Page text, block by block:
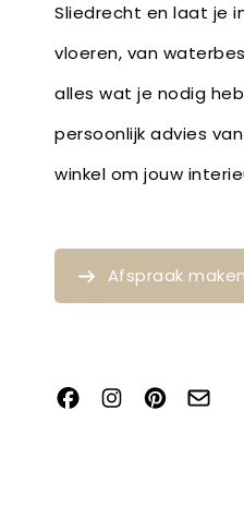
Sliedrecht en laat je
vloeren, van
alles wat je nodig
persoonlijk advies
winkel om jouw
Afspraak